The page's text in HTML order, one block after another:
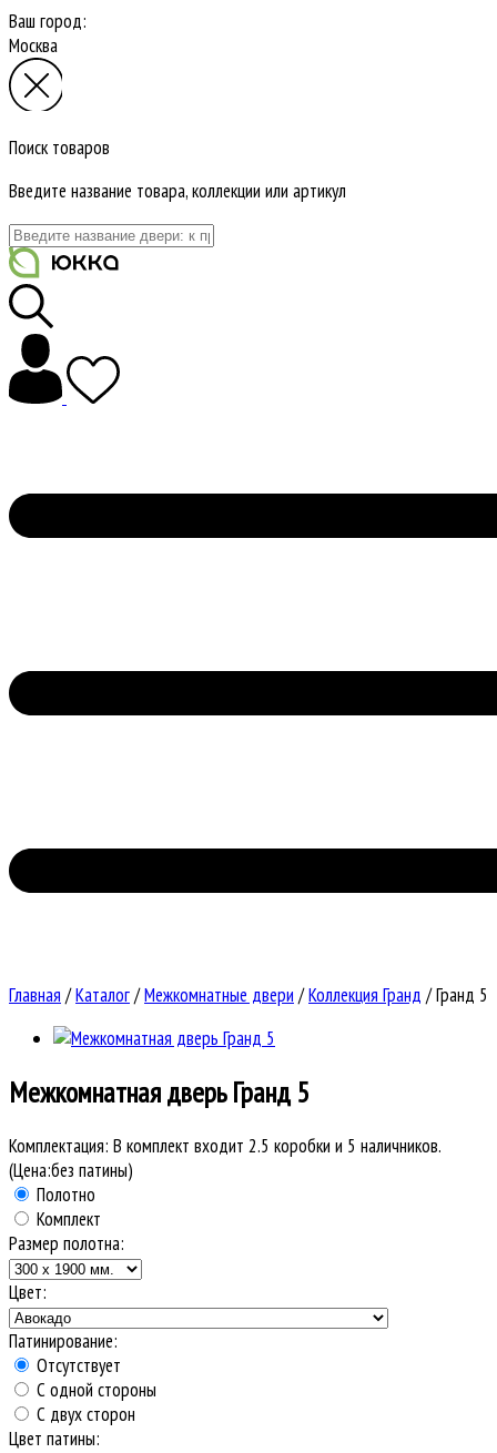
Ваш город:
Москва
Поиск товаров
Введите название товара, коллекции или артикул
Главная /Каталог/Межкомнатные двери /Коллекция Гранд /Гранд 5
Межкомнатная дверь Гранд 5
Комплектация: В комплект входит 2.5 коробки и 5 наличников.
(Цена:без патины)
Полотно
Комплект
Размер полотна:
Цвет:
Патинирование:
Отсутствует
С одной стороны
С двух сторон
Цвет патины: